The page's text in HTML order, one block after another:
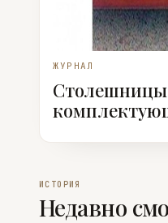
ЖУРНАЛ
ИСТОРИЯ
Недавно